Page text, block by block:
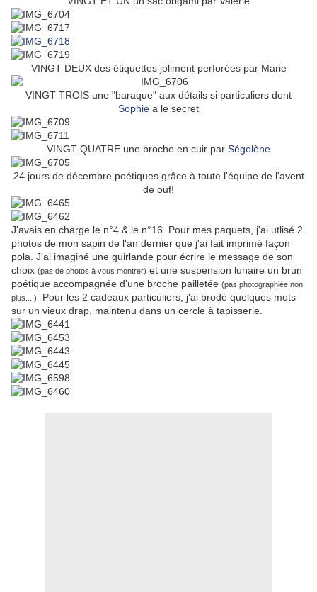
VINGT DEUX des étiquettes joliment perforées par Marie
VINGT TROIS une "baraque" aux détails si particuliers dont
Sophie a le secret
VINGT QUATRE une broche en cuir par Ségolène
24 jours de décembre poétiques grâce à toute l'équipe de l'avent
de ouf!
J'avais en charge le n°4 & le n°16. Pour mes paquets, j'ai utlisé 2
photos de mon sapin de l'an dernier que j'ai fait imprimé façon
pola. J'ai imaginé une guirlande pour écrire le message de son
choix (pas de photos à vous montrer) et une suspension lunaire un brun
poétique accompagnée d'une broche pailletée (pas photographiée non
plus....)
Pour les 2 cadeaux particuliers, j'ai brodé quelques mots
sur un vieux drap, maintenu dans un cercle à tapisserie.